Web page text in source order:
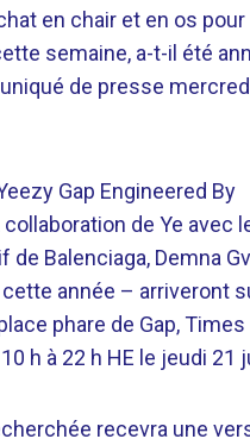
en chair et en os pour
semaine, a-t-il été
de presse
Gap Engineered By
de Ye avec
de Balenciaga, Demna
année – arriveront
phare de Gap, Times
h à 22 h HE le jeudi 21
recevra une